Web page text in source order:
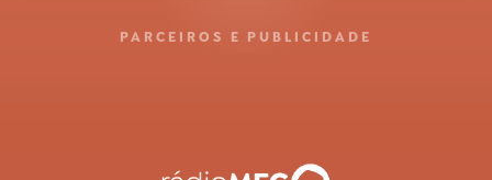
PARCEIROS E PUBLICIDADE